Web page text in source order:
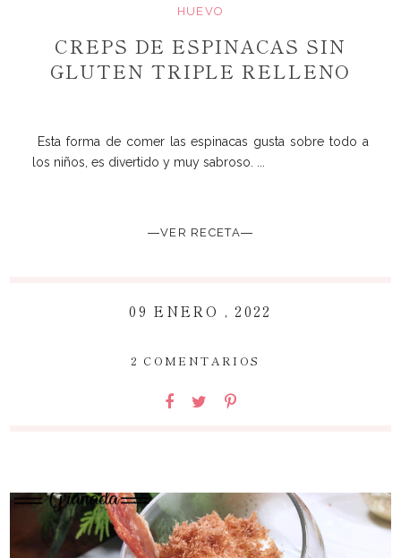
HUEVO
CREPS DE ESPINACAS SIN
GLUTEN TRIPLE RELLENO
Esta forma de comer las espinacas gusta sobre todo a
los niños, es divertido y muy sabroso. ...
―VER RECETA―
09 ENERO , 2022
2 COMENTARIOS